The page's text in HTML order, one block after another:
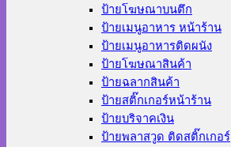
ป้ายโฆษณาบนตึก
ป้ายเมนูอาหาร หน้าร้าน
ป้ายเมนูอาหารติดผนัง
ป้ายโฆษณาสินค้า
ป้ายฉลากสินค้า
ป้ายสติ๊กเกอร์หน้าร้าน
ป้ายบริจาคเงิน
ป้ายพลาสวูด ติดสติ๊กเกอร์